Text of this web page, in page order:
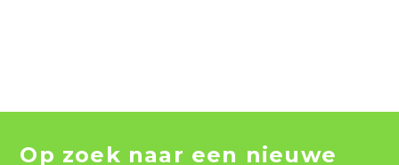
Op zoek naar een nieuwe